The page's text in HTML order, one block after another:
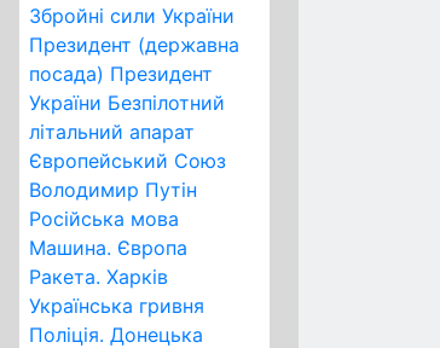
Збройні сили України
Президент (державна
посада) Президент
України Безпілотний
літальний апарат
Європейський Союз
Володимир Путін
Російська мова
Машина. Європа
Ракета. Харків
Українська гривня
Поліція. Донецька